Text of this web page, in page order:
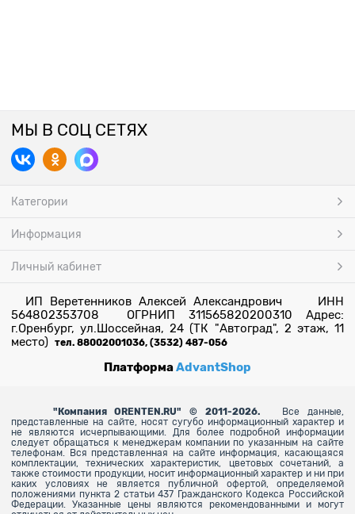
МЫ В СОЦ СЕТЯХ
Категории
Информация
Личный кабинет
ИП Веретенников Алексей Александрович ИНН
564802353708 ОГРНИП 311565820200310 Адрес:
г.Оренбург, ул.Шоссейная, 24 (ТК "Автоград", 2 этаж, 11
место) тел. 88002001036, (3532) 487-056
ПлатформаAdvantShop
" Компания ORENTEN.RU" © 2011-2026.
Все данные,
представленные на сайте, носят сугубо информационный характер и
не являются исчерпывающими. Для более подробной информации
следует обращаться к менеджерам компании по указанным на сайте
телефонам. Вся представленная на сайте информация, касающаяся
комплектации, технических характеристик, цветовых сочетаний, а
также стоимости продукции, носит информационный характер и ни при
каких условиях не является публичной офертой, определяемой
положениями пункта 2 статьи 437 Гражданского Кодекса Российской
Федерации. Указанные цены являются рекомендованными и могут